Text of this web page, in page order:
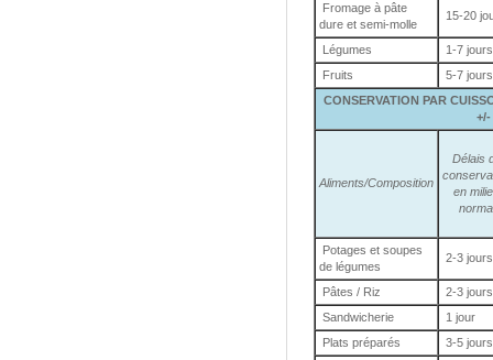
Fromage à pâte
dure et semi-molle
15-20
Légumes
1-7 jours
Fruits
5-7 jours
CONSERVATION PAR
+/-
Aliments/Composition
Délais
en
Potages et soupes
de légumes
2-3 jours
Pâtes / Riz
2-3 jours
Sandwicherie
1 jour
Plats préparés
3-5 jours